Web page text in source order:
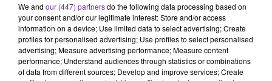
RADIO ORIENT ECONOMIE
14 décembre 2019 - 11 min 20 sec
We and our (447) partnersdo the following data processing based on
your consent and/or our legitimate interest: Store and/or access
information on a device; Use limited data to select advertising; Create
profiles for personalised advertising; Use profiles to select personalised
advertising; Measure advertising performance; Measure content
performance; Understand audiences through statistics or combinations
of data from different sources; Develop and improve services; Create